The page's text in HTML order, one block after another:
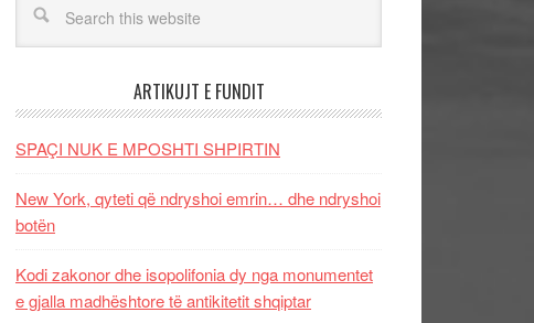
ARTIKUJT E FUNDIT
SPAÇI NUK E MPOSHTI SHPIRTIN
New York, qyteti që ndryshoi emrin… dhe ndryshoi
botën
Kodi zakonor dhe isopolifonia dy nga monumentet
e gjalla madhështore të antikitetit shqiptar